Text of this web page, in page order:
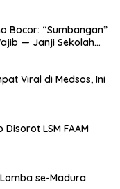
Bocor: “Sumbangan”
— Janji Sekolah
Viral di Medsos, Ini
LSM FAAM
se-Madura